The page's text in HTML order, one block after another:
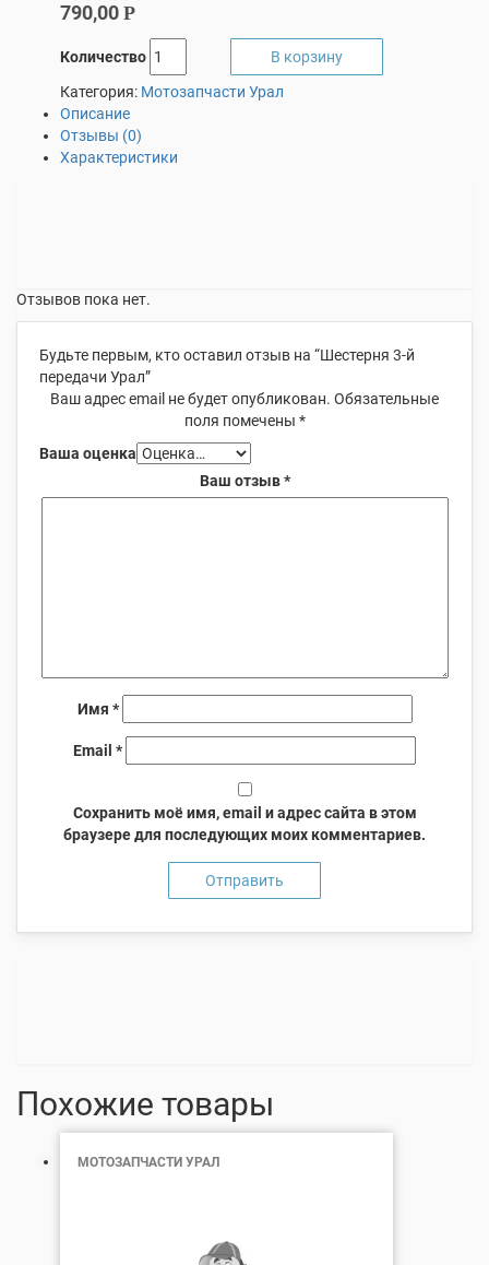
790,00 Р
Количество
В корзину
Категория: Мотозапчасти Урал
Описание
Отзывы (0)
Характеристики
Отзывов пока нет.
Будьте первым, кто оставил отзыв на “Шестерня 3-й
передачи Урал”
Ваш адрес email не будет опубликован. Обязательные
поля помечены *
Ваша оценка
Ваш отзыв*
Имя *
Email *
Сохранить моё имя, email и адрес сайта в этом
браузере для последующих моих комментариев.
Похожие товары
МОТОЗАПЧАСТИ УРАЛ